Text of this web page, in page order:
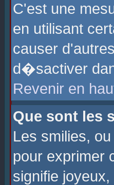
C'est une
en utilisant
causer
d�sactiver
Revenir en
Que sont les
Les smilies,
pour exprimer
signifie